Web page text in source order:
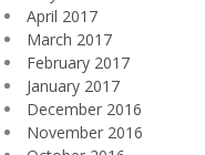
April 2017
March 2017
February 2017
January 2017
December 2016
November 2016